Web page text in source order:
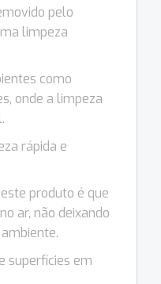
pelo
limpeza
como
onde a limpeza
rápida e
produto é que
ar, não deixando
superfícies em